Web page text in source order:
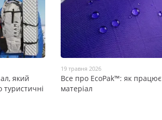
який
19 травня 2026
Все про EcoPak™: як працює
матеріал